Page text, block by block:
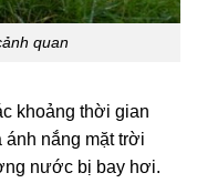
quan
khoảng thời gian
nắng mặt trời
nước bị bay hơi.